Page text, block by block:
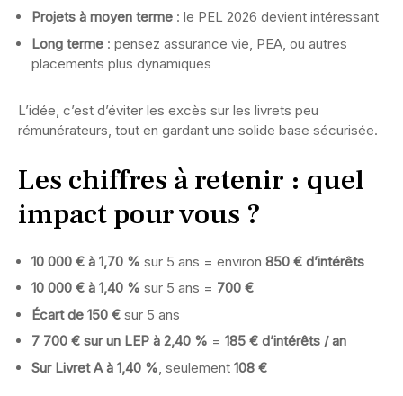
Projets à moyen terme : le PEL 2026 devient intéressant
Long terme : pensez assurance vie, PEA, ou autres
placements plus dynamiques
L’idée, c’est d’éviter les excès sur les livrets peu
rémunérateurs, tout en gardant une solide base sécurisée.
Les chiffres à retenir : quel
impact pour vous ?
10 000 € à 1,70 % sur 5 ans = environ 850 € d’intérêts
10 000 € à 1,40 % sur 5 ans = 700 €
Écart de 150 € sur 5 ans
7 700 € sur un LEP à 2,40 % = 185 € d’intérêts / an
Sur Livret A à 1,40 % , seulement 108 €